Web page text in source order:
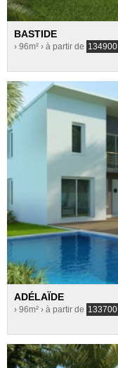
BASTIDE
› 96m² › à partir de 134900
ADÉLAÏDE
› 96m² › à partir de 133700